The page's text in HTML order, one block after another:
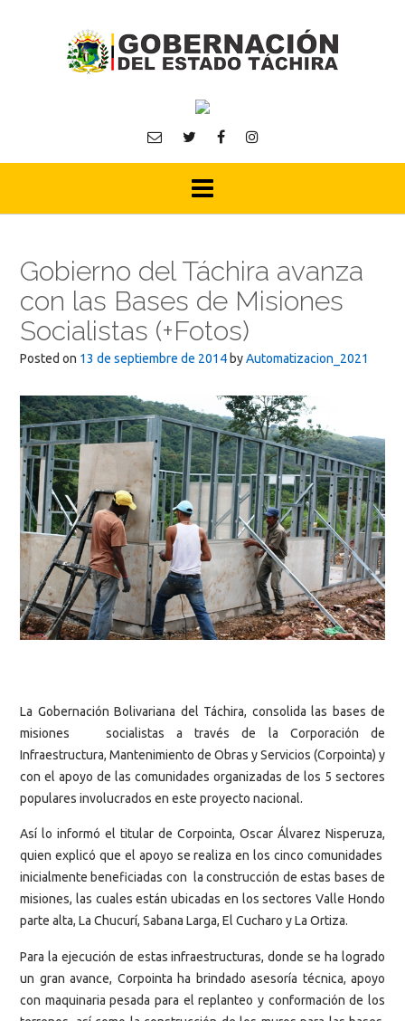
Gobierno del Táchira avanza
con las Bases de Misiones
Socialistas (+Fotos)
Posted on 13 de septiembre de 2014 byAutomatizacion_2021
La Gobernación Bolivariana del Táchira, consolida las bases de
misiones socialistas a través de la Corporación de
Infraestructura, Mantenimiento de Obras y Servicios (Corpointa) y
con el apoyo de las comunidades organizadas de los 5 sectores
populares involucrados en este proyecto nacional.
Así lo informó el titular de Corpointa, Oscar Álvarez Nisperuza,
quien explicó que el apoyo se realiza en los cinco comunidades
inicialmente beneficiadas con la construcción de estas bases de
misiones, las cuales están ubicadas en los sectores Valle Hondo
parte alta, La Chucurí, Sabana Larga, El Cucharo y La Ortiza.
Para la ejecución de estas infraestructuras, donde se ha logrado
un gran avance, Corpointa ha brindado asesoría técnica, apoyo
con maquinaria pesada para el replanteo y conformación de los